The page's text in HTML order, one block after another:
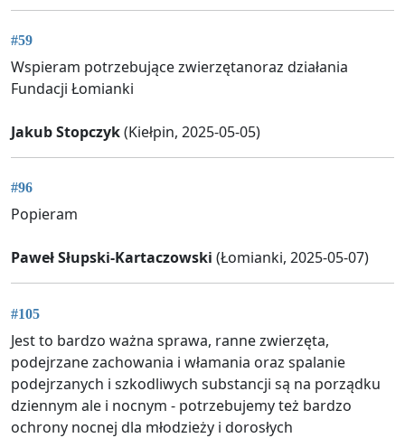
#59
Wspieram potrzebujące zwierzętanoraz działania
Fundacji Łomianki
Jakub Stopczyk(Kiełpin, 2025-05-05)
#96
Popieram
Paweł Słupski-Kartaczowski (Łomianki, 2025-05-07)
#105
Jest to bardzo ważna sprawa, ranne zwierzęta,
podejrzane zachowania i włamania oraz spalanie
podejrzanych i szkodliwych substancji są na porządku
dziennym ale i nocnym - potrzebujemy też bardzo
ochrony nocnej dla młodzieży i dorosłych